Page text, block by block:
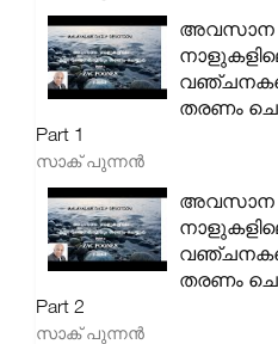
അവസാന
തരണം
Part 1
സാക് പുന്നൻ
അവസാന
തരണം
Part 2
സാക് പുന്നൻ